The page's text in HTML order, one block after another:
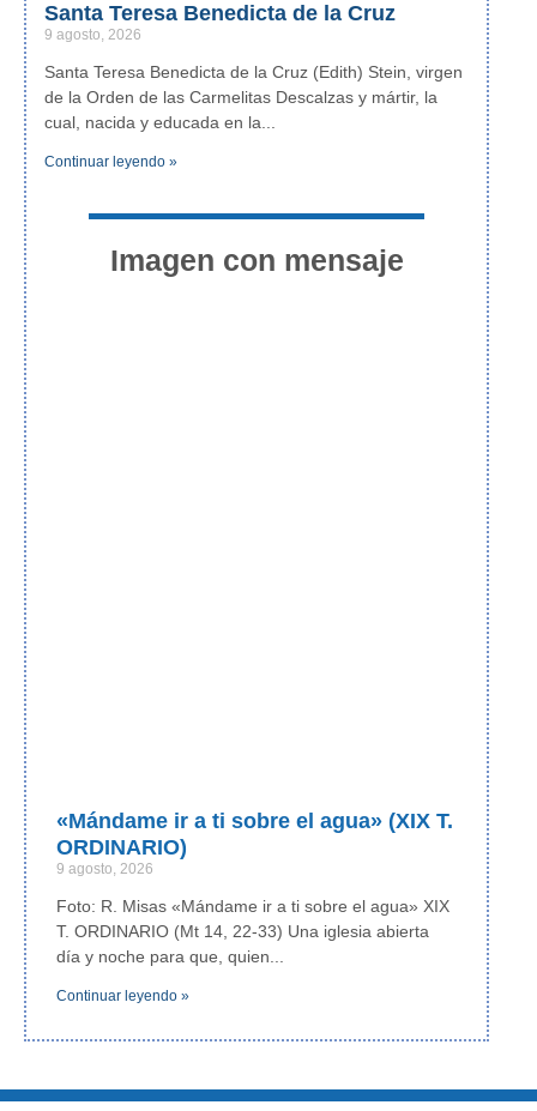
Santa Teresa Benedicta de la Cruz
9 agosto, 2026
Santa Teresa Benedicta de la Cruz (Edith) Stein, virgen
de la Orden de las Carmelitas Descalzas y mártir, la
cual, nacida y educada en la
Continuar leyendo »
Imagen con mensaje
«Mándame ir a ti sobre el agua» (XIX T.
ORDINARIO)
9 agosto, 2026
Foto: R. Misas «Mándame ir a ti sobre el agua» XIX
T. ORDINARIO (Mt 14, 22-33) Una iglesia abierta
día y noche para que, quien
Continuar leyendo »